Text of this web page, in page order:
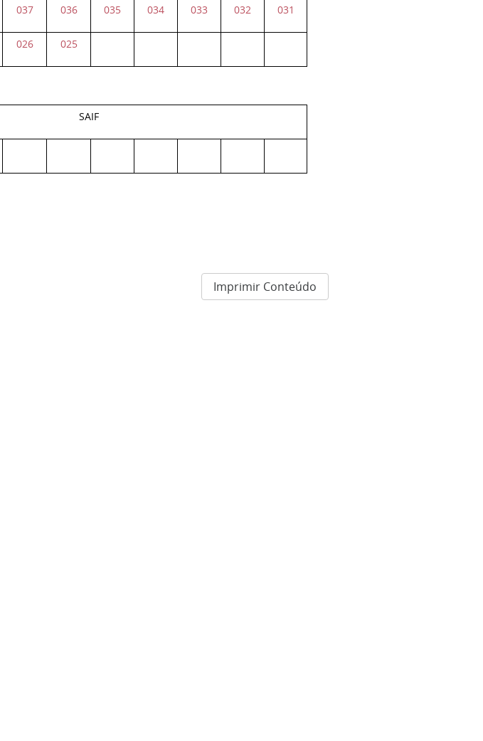
037 036 035 034 033 032 031
026 025
SAIF
Imprimir Conteúdo